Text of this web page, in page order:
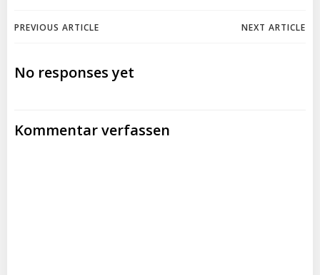
Post
navigation
PREVIOUS ARTICLE NEXT ARTICLE
No responses yet
Kommentar verfassen